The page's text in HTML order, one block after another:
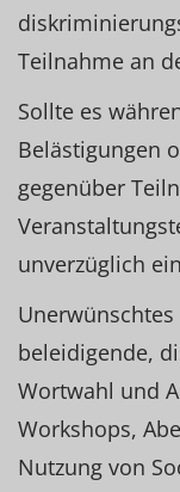
Teilnahme an
Sollte es
Belästigungen
gegenüber
unverzüglich
beleidigende,
Wortwahl und
Workshops,
Nutzung von